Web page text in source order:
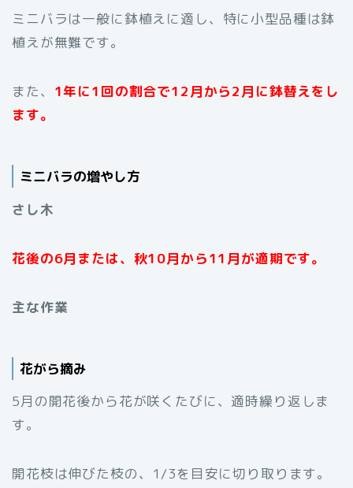
ミニバラは一般に鉢植えに適し、特に小型品種は鉢
植えが無難です。
また、 1年に1回の割合で12月から2月に鉢替えをし
ます。
ミニバラの増やし方
さし木
花後の6月または、秋10月から11月が適期です。
主な作業
花がら摘み
5月の開花後から花が咲くたびに、適時繰り返しま
す。
開花枝は伸びた枝の、1/3を目安に切り取ります。